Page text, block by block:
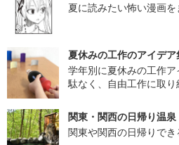
夏に読みたい怖い漫画を
夏休みの工作のアイデア
学年別に夏休みの工作
駄なく、自由工作に取り
関東・関西の日帰り温泉
関東や関西の日帰りで